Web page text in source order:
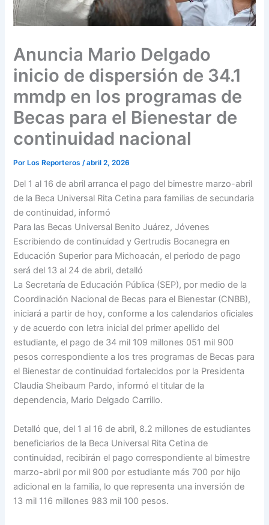
Anuncia Mario Delgado
inicio de dispersión de 34.1
mmdp en los programas de
Becas para el Bienestar de
continuidad nacional
PorLos Reporteros /abril 2, 2026
Del 1 al 16 de abril arranca el pago del bimestre marzo-abril
de la Beca Universal Rita Cetina para familias de secundaria
de continuidad, informó
Para las Becas Universal Benito Juárez, Jóvenes
Escribiendo de continuidad y Gertrudis Bocanegra en
Educación Superior para Michoacán, el periodo de pago
será del 13 al 24 de abril, detalló
La Secretaría de Educación Pública (SEP), por medio de la
Coordinación Nacional de Becas para el Bienestar (CNBB),
iniciará a partir de hoy, conforme a los calendarios oficiales
y de acuerdo con letra inicial del primer apellido del
estudiante, el pago de 34 mil 109 millones 051 mil 900
pesos correspondiente a los tres programas de Becas para
el Bienestar de continuidad fortalecidos por la Presidenta
Claudia Sheibaum Pardo, informó el titular de la
dependencia, Mario Delgado Carrillo.
Detalló que, del 1 al 16 de abril, 8.2 millones de estudiantes
beneficiarios de la Beca Universal Rita Cetina de
continuidad, recibirán el pago correspondiente al bimestre
marzo-abril por mil 900 por estudiante más 700 por hijo
adicional en la familia, lo que representa una inversión de
13 mil 116 millones 983 mil 100 pesos.